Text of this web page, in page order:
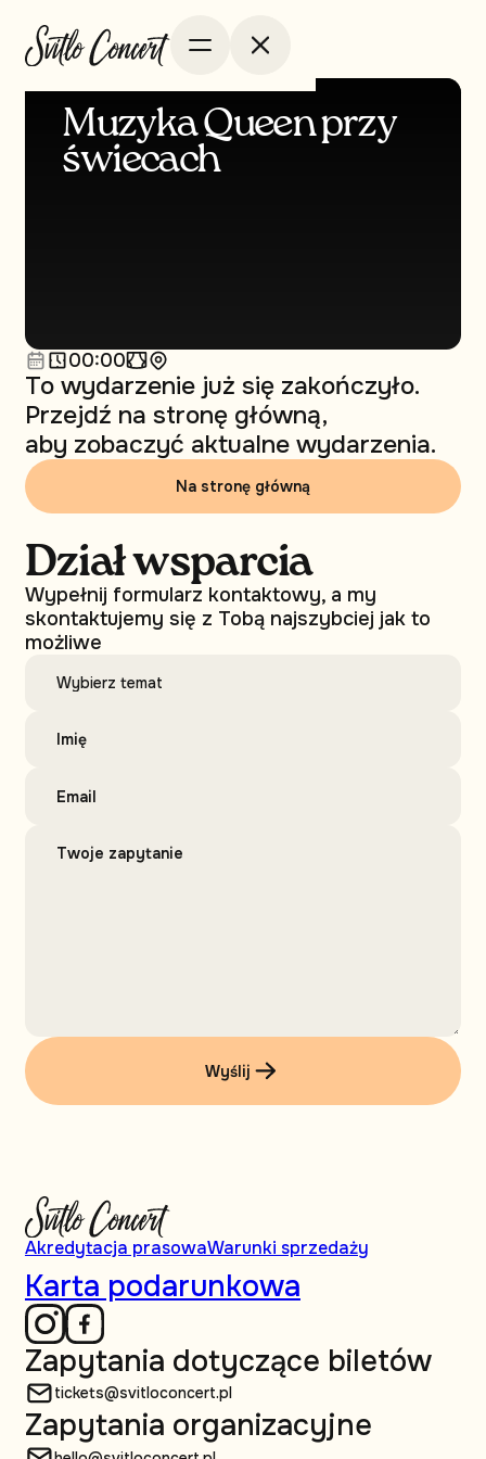
Muzyka Queen przy
świecach
00:00
To wydarzenie już się zakończyło.
Przejdź na stronę główną,
aby zobaczyć aktualne wydarzenia.
Na stronę główną
Dział wsparcia
Wypełnij formularz kontaktowy, a my
skontaktujemy się z Tobą najszybciej jak to
możliwe
Wyślij
Akredytacja prasowaWarunki sprzedaży
Karta podarunkowa
Zapytania dotyczące biletów
tickets@svitloconcert.pl
Zapytania organizacyjne